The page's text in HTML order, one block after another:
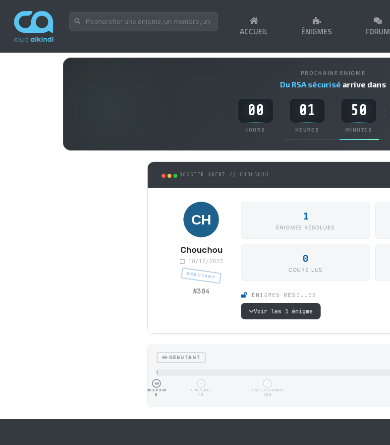
ACCUEIL ÉNIGMES FORUM
PROCHAINE ENIGME
Du RSA sécurisé arrive dans
00
JOURS
01
HEURES
50
MINUTES
DOSSIER AGENT // CHOUCHOU
Chouchou
10/12/2023
DÉBUTANT
#304
1
ÉNIGMES RÉSOLUES
0
COURS LUS
ÉNIGMES RÉSOLUES
Voir les 1 énigme
DÉBUTANT
DÉBUTANT
0
APPRENTI
40
PROFESSIONNEL
100